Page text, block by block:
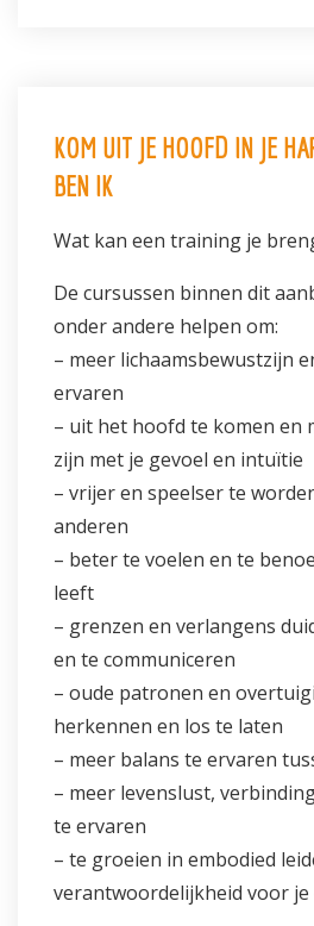
KOM UIT JE HOOFD IN JE
BEN IK
Wat kan een training je
De cursussen binnen dit
onder andere helpen om:
– meer lichaamsbewustzijn
ervaren
– uit het hoofd te komen en
zijn met je gevoel en intuïtie
– vrijer en speelser te
anderen
– beter te voelen en te
leeft
– grenzen en verlangens
en te communiceren
– oude patronen en
herkennen en los te laten
– meer balans te ervaren
– meer levenslust,
te ervaren
– te groeien in embodied
verantwoordelijkheid voor je